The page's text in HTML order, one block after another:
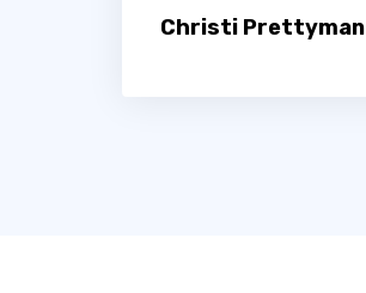
Christi Prettyman